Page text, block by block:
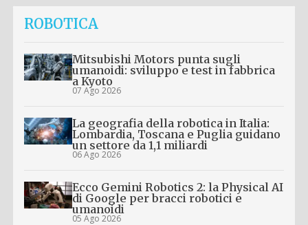
ROBOTICA
Mitsubishi Motors punta sugli
umanoidi: sviluppo e test in fabbrica
a Kyoto
07 Ago 2026
La geografia della robotica in Italia:
Lombardia, Toscana e Puglia guidano
un settore da 1,1 miliardi
06 Ago 2026
Ecco Gemini Robotics 2: la Physical AI
di Google per bracci robotici e
umanoidi
05 Ago 2026